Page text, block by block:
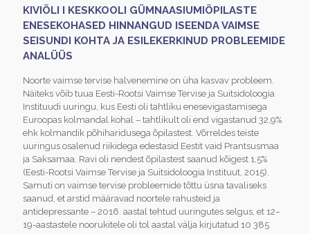
KIVIÕLI I KESKKOOLI GÜMNAASIUMIÕPILASTE
ENESEKOHASED HINNANGUD ISEENDA VAIMSE
SEISUNDI KOHTA JA ESILEKERKINUD PROBLEEMIDE
ANALÜÜS
Noorte vaimse tervise halvenemine on üha kasvav probleem.
Näiteks võib tuua Eesti-Rootsi Vaimse Tervise ja Suitsidoloogia
Instituudi uuringu, kus Eesti oli tahtliku enesevigastamisega
Euroopas kolmandal kohal – tahtlikult oli end vigastanud 32,9%
ehk kolmandik põhiharidusega õpilastest. Võrreldes teiste
uuringus osalenud riikidega edestasid Eestit vaid Prantsusmaa
ja Saksamaa. Ravi oli nendest õpilastest saanud kõigest 1,5%
(Eesti-Rootsi Vaimse Tervise ja Suitsidoloogia Instituut, 2015).
Samuti on vaimse tervise probleemide tõttu üsna tavaliseks
saanud, et arstid määravad noortele rahusteid ja
antidepressante – 2016. aastal tehtud uuringutes selgus, et 12–
19-aastastele noorukitele oli tol aastal välja kirjutatud 10 385